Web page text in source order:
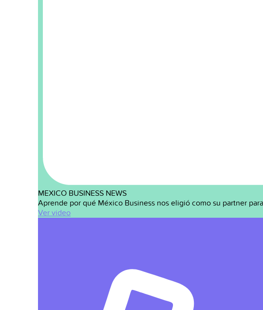
MEXICO BUSINESS NEWS
Aprende por qué México Business nos eligió como su partner
Ver video